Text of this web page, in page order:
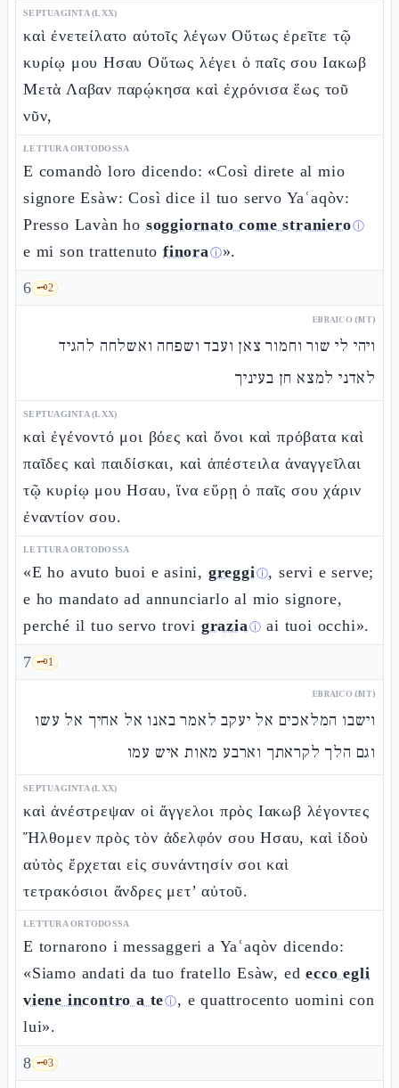
SEPTUAGINTA (LXX)
καὶ ἐνετείλατο αὐτοῖς λέγων Οὕτως ἐρεῖτε τῷ
κυρίῳ μου Ησαυ Οὕτως λέγει ὁ παῖς σου Ιακωβ
Μετὰ Λαβαν παρῴκησα καὶ ἐχρόνισα ἕως τοῦ
νῦν,
LETTURA ORTODOSSA
E comandò loro dicendo: «Così direte al mio
signore Esàw: Così dice il tuo servo Yaʿaqòv:
Presso Lavàn ho soggiornato come stranieroⓘ
e mi son trattenutofinoraⓘ».
6 🗝️2
EBRAICO (MT)
ויהי לי שור וחמור צאן ועבד ושפחה ואשלחה להגיד
לאדני למצא חן בעיניך
SEPTUAGINTA (LXX)
καὶ ἐγένοντό μοι βόες καὶ ὄνοι καὶ πρόβατα καὶ
παῖδες καὶ παιδίσκαι, καὶ ἀπέστειλα ἀναγγεῖλαι
τῷ κυρίῳ μου Ησαυ, ἵνα εὕρῃ ὁ παῖς σου χάριν
ἐναντίον σου.
LETTURA ORTODOSSA
«E ho avuto buoi e asini, greggiⓘ, servi e serve;
e ho mandato ad annunciarlo al mio signore,
perché il tuo servo trovi graziaⓘ ai tuoi occhi».
7 🗝️1
EBRAICO (MT)
וישבו המלאכים אל יעקב לאמר באנו אל אחיך אל עשו
וגם הלך לקראתך וארבע מאות איש עמו
SEPTUAGINTA (LXX)
καὶ ἀνέστρεψαν οἱ ἄγγελοι πρὸς Ιακωβ λέγοντες
Ἤλθομεν πρὸς τὸν ἀδελφόν σου Ησαυ, καὶ ἰδοὺ
αὐτὸς ἔρχεται εἰς συνάντησίν σοι καὶ
τετρακόσιοι ἄνδρες μετ’ αὐτοῦ.
LETTURA ORTODOSSA
E tornarono i messaggeri a Yaʿaqòv dicendo:
«Siamo andati da tuo fratello Esàw, edecco egli
viene incontro a teⓘ, e quattrocento uomini con
lui».
8 🗝️3